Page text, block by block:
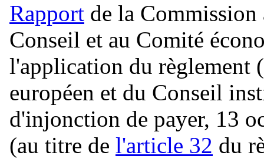
Rapport de la Commission
Conseil et au Comité
l'application du règlement
européen et du Conseil
d'injonction de payer, 13
(au titre de l'article 32 du